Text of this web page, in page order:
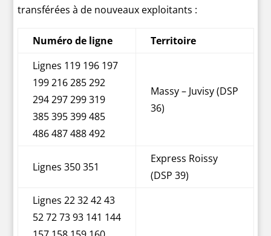
transférées à de nouveaux exploitants :
Numéro de ligne
Territoire
Lignes 119 196 197
199 216 285 292
294 297 299 319
385 395 399 485
486 487 488 492
Massy – Juvisy (DSP
36)
Lignes 350 351
Express Roissy
(DSP 39)
Lignes 22 32 42 43
52 72 73 93 141 144